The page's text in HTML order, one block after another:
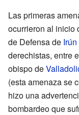
Las primeras
ocurrieron al inicio
de Defensa de Irún
derechistas, entre
obispo de
(esta amenaza se
hizo una
bombardeo que